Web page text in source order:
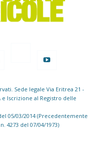
Sede legale Via Eritrea 21 -
e Iscrizione al Registro delle
05/03/2014 (Precedentemente
4273 del 07/04/1973)